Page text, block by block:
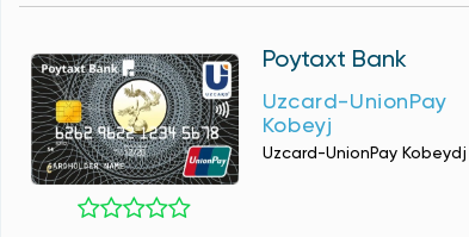
Poytaxt Bank
Uzcard-UnionPay
Kobeyj
Uzcard-UnionPay Kobeydj